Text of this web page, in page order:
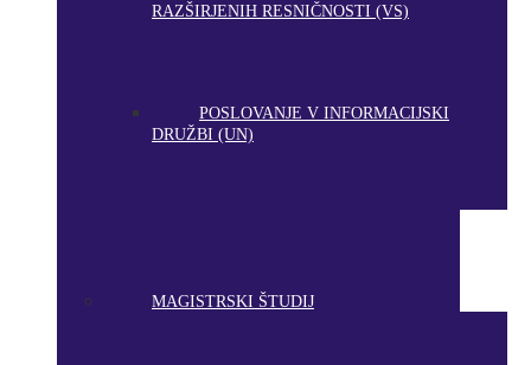
RAZŠIRJENIH RESNIČNOSTI (VS)
POSLOVANJE V INFORMACIJSKI
DRUŽBI (UN)
MAGISTRSKI ŠTUDIJ